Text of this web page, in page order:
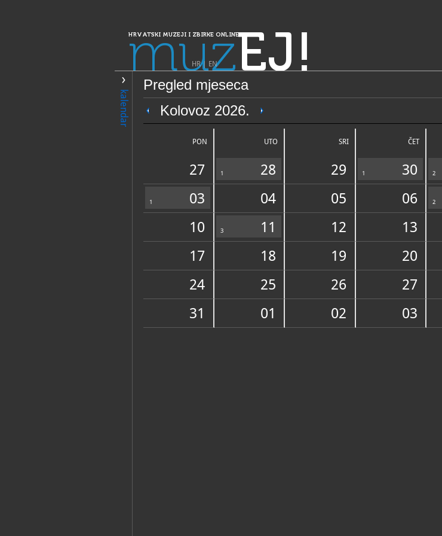
HRVATSKI MUZEJI I ZBIRKE ONLINE
muzEJ!
HR| EN
kalendar
Pregled mjeseca
Kolovoz 2026.
PON UTO SRI ČET
27 1 28 29 1 30 2
1 03 04 05 06 2
10
3 11 12 13
17
18 19 20
24
25 26 27
31
01 02 03
PRETRAŽIVANJE
Dalmacija
Zbirka župe Svih svetih, Blato (otok
Korčula)
OPĆI PODACI
Zbirka vjerske zajednice